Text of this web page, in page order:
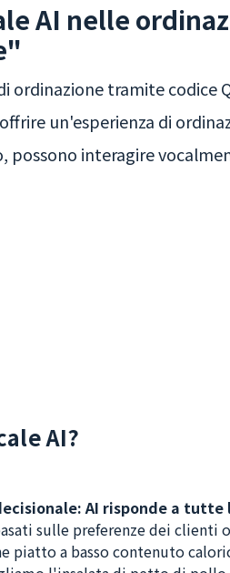
AI nelle
ordinazione tramite codice
un'esperienza di
possono interagire
AI?
AI risponde a
sulle preferenze dei clienti
piatto a basso contenuto